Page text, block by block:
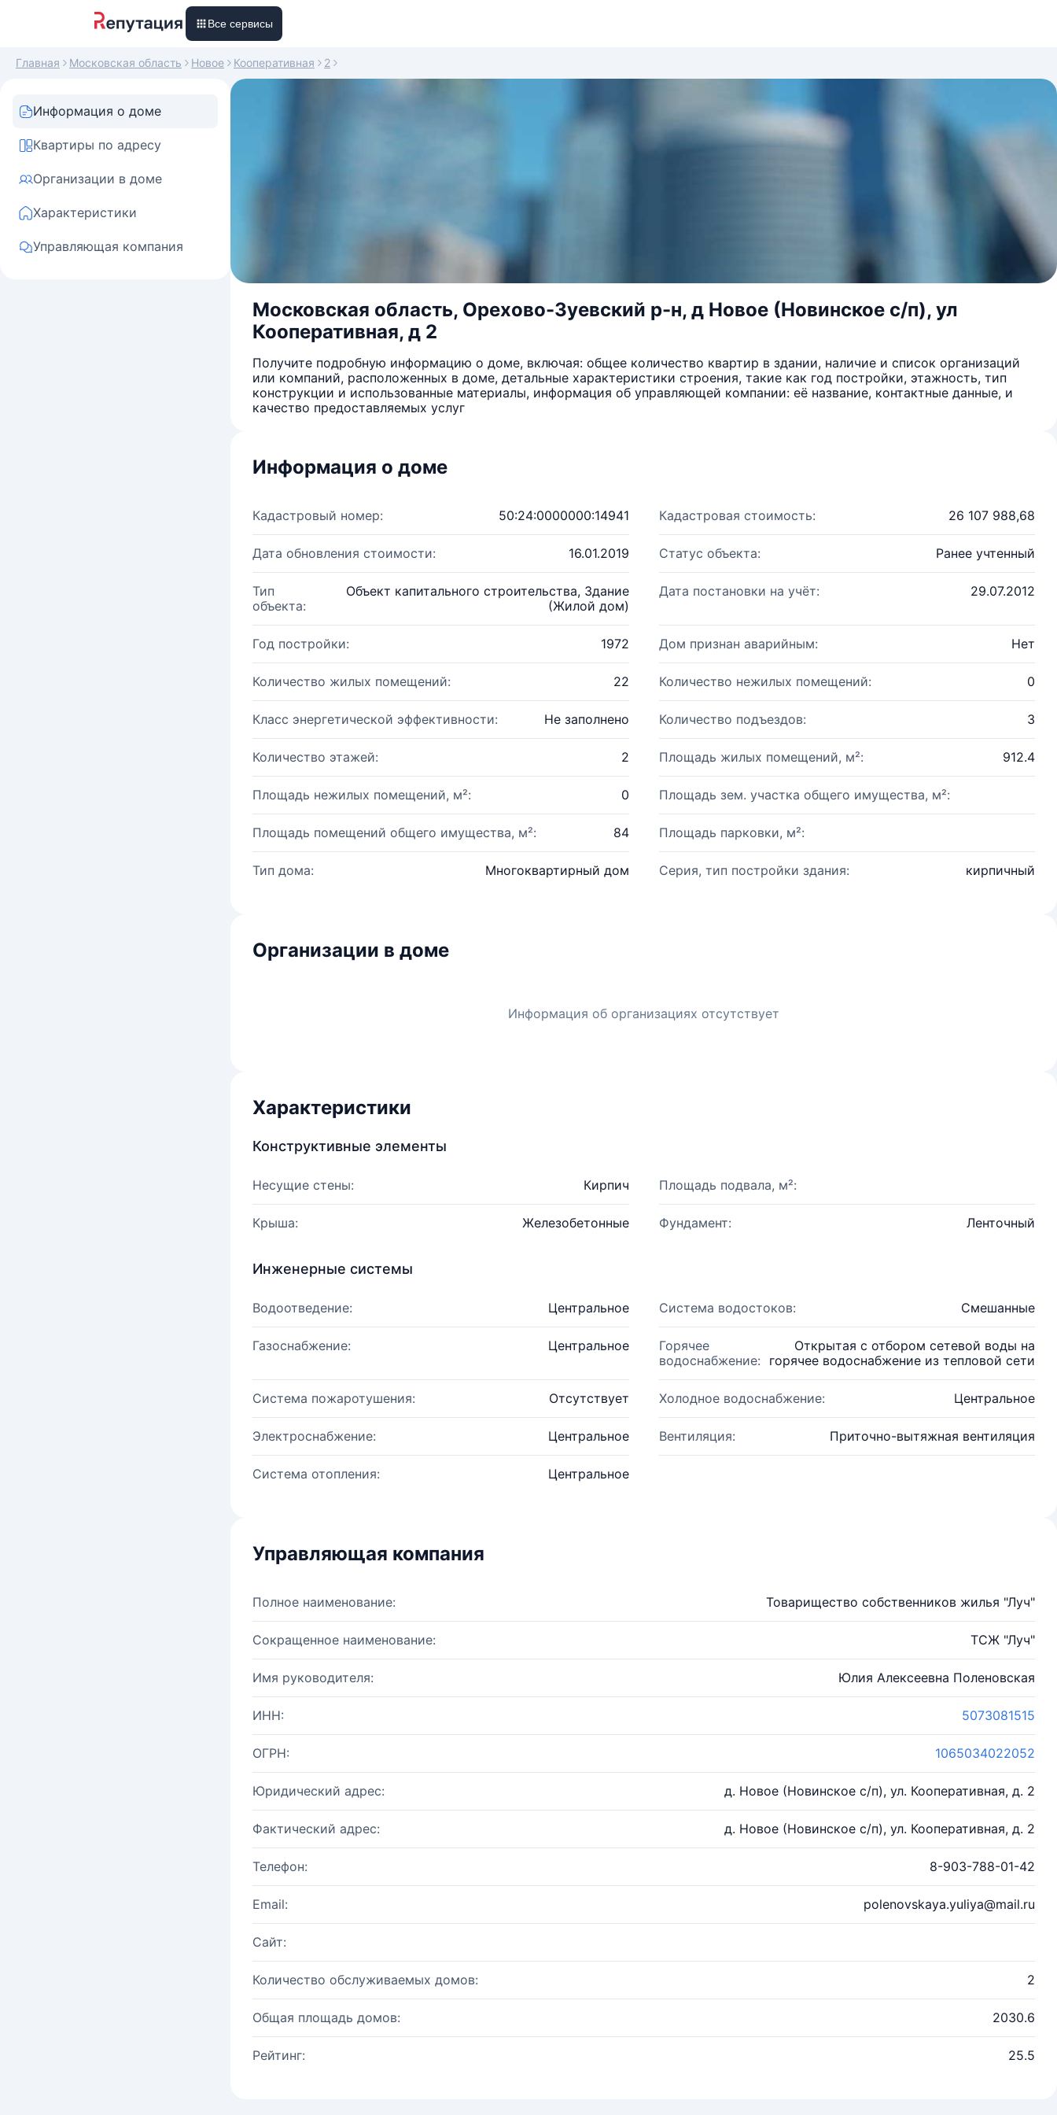
Все сервисы
Главная Московская область Новое Кооперативная 2
Информация о доме
Квартиры по адресу
Организации в доме
Характеристики
Управляющая компания
Московская область, Орехово-Зуевский р-н, д Новое (Новинское с/п), ул
Кооперативная, д 2
Получите подробную информацию о доме, включая: общее количество квартир в здании, наличие и список организаций
или компаний, расположенных в доме, детальные характеристики строения, такие как год постройки, этажность, тип
конструкции и использованные материалы, информация об управляющей компании: её название, контактные данные, и
качество предоставляемых услуг
Информация о доме
Кадастровый номер: 50:24:0000000:14941 Кадастровая стоимость: 26 107 988,68
Дата обновления стоимости: 16.01.2019 Статус объекта: Ранее учтенный
Тип
объекта:
Объект капитального строительства, Здание
(Жилой дом)
Дата постановки на учёт: 29.07.2012
Год постройки: 1972 Дом признан аварийным: Нет
Количество жилых помещений: 22 Количество нежилых помещений: 0
Класс энергетической эффективности: Не заполнено Количество подъездов: 3
Количество этажей: 2 Площадь жилых помещений, м²: 912.4
Площадь нежилых помещений, м²: 0 Площадь зем. участка общего имущества, м²:
Площадь помещений общего имущества, м²: 84 Площадь парковки, м²:
Тип дома: Многоквартирный дом Серия, тип постройки здания: кирпичный
Организации в доме
Информация об организациях отсутствует
Характеристики
Конструктивные элементы
Несущие стены: Кирпич Площадь подвала, м²:
Крыша: Железобетонные Фундамент: Ленточный
Инженерные системы
Водоотведение: Центральное Система водостоков: Смешанные
Газоснабжение: Центральное
Горячее
водоснабжение:
Открытая с отбором сетевой воды на
горячее водоснабжение из тепловой сети
Система пожаротушения: Отсутствует Холодное водоснабжение: Центральное
Электроснабжение: Центральное Вентиляция: Приточно-вытяжная вентиляция
Система отопления: Центральное
Управляющая компания
Полное наименование: Товарищество собственников жилья "Луч"
Сокращенное наименование: ТСЖ "Луч"
Имя руководителя: Юлия Алексеевна Поленовская
ИНН: 5073081515
ОГРН: 1065034022052
Юридический адрес: д. Новое (Новинское с/п), ул. Кооперативная, д. 2
Фактический адрес: д. Новое (Новинское с/п), ул. Кооперативная, д. 2
Телефон: 8-903-788-01-42
Email: polenovskaya.yuliya@mail.ru
Сайт:
Количество обслуживаемых домов: 2
Общая площадь домов: 2030.6
Рейтинг: 25.5